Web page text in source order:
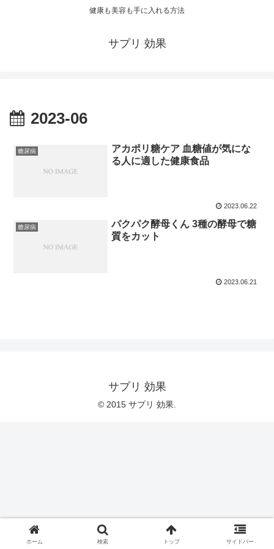
健康も美容も手に入れる方法
サプリ 効果
2023-06
糖尿病
アカポリ糖ケア 血糖値が気にな
る人に適した健康食品
2023.06.22
糖尿病
パクパク酵母くん 3種の酵母で糖
質をカット
2023.06.21
サプリ 効果
© 2015 サプリ 効果.
ホーム 検索 トップ サイドバー